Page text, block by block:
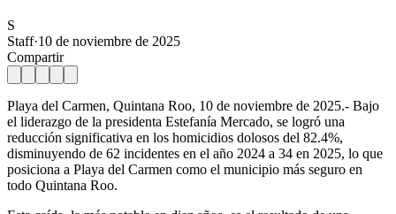
S
Staff·10 de noviembre de 2025
Compartir
Playa del Carmen, Quintana Roo, 10 de noviembre de 2025.- Bajo
el liderazgo de la presidenta Estefanía Mercado, se logró una
reducción significativa en los homicidios dolosos del 82.4%,
disminuyendo de 62 incidentes en el año 2024 a 34 en 2025, lo que
posiciona a Playa del Carmen como el municipio más seguro en
todo Quintana Roo.